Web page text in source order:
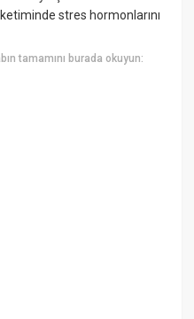
stres hormonlarını
tamamını burada okuyun: